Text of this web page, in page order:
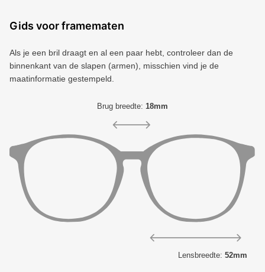
Gids voor framematen
Als je een bril draagt ​​en al een paar hebt, controleer dan de
binnenkant van de slapen (armen), misschien vind je de
maatinformatie gestempeld.
Brug breedte: 18mm
Lensbreedte: 52mm